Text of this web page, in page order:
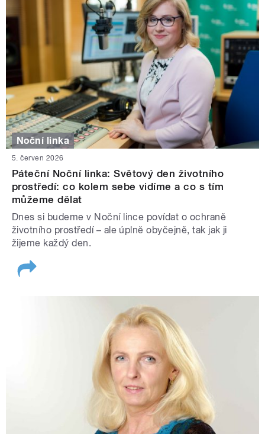
Noční linka
5. červen 2026
Páteční Noční linka: Světový den životního
prostředí: co kolem sebe vidíme a co s tím
můžeme dělat
Dnes si budeme v Noční lince povídat o ochraně
životního prostředí – ale úplně obyčejně, tak jak ji
žijeme každý den.